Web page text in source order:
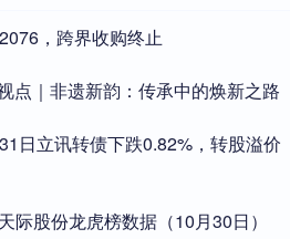
，跨界收购终止
点｜非遗新韵：传承中的焕新之路
日立讯转债下跌0.82%，转股溢价
际股份龙虎榜数据（10月30日）